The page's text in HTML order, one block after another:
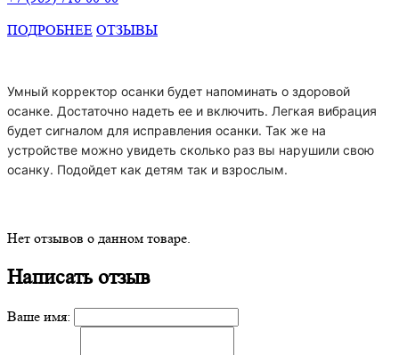
ПОДРОБНЕЕ ОТЗЫВЫ
Умный корректор осанки будет напоминать о здоровой
осанке. Достаточно надеть ее и включить. Легкая вибрация
будет сигналом для исправления осанки. Так же на
устройстве можно увидеть сколько раз вы нарушили свою
осанку. Подойдет как детям так и взрослым.
Нет отзывов о данном товаре.
Написать отзыв
Ваше имя: